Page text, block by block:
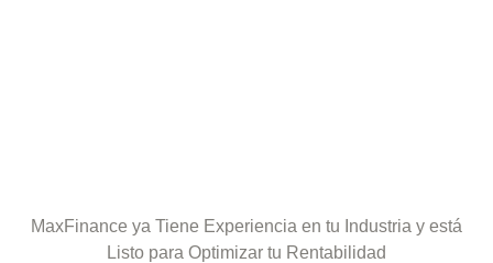
MaxFinance ya Tiene Experiencia en tu Industria y está
Listo para Optimizar tu Rentabilidad